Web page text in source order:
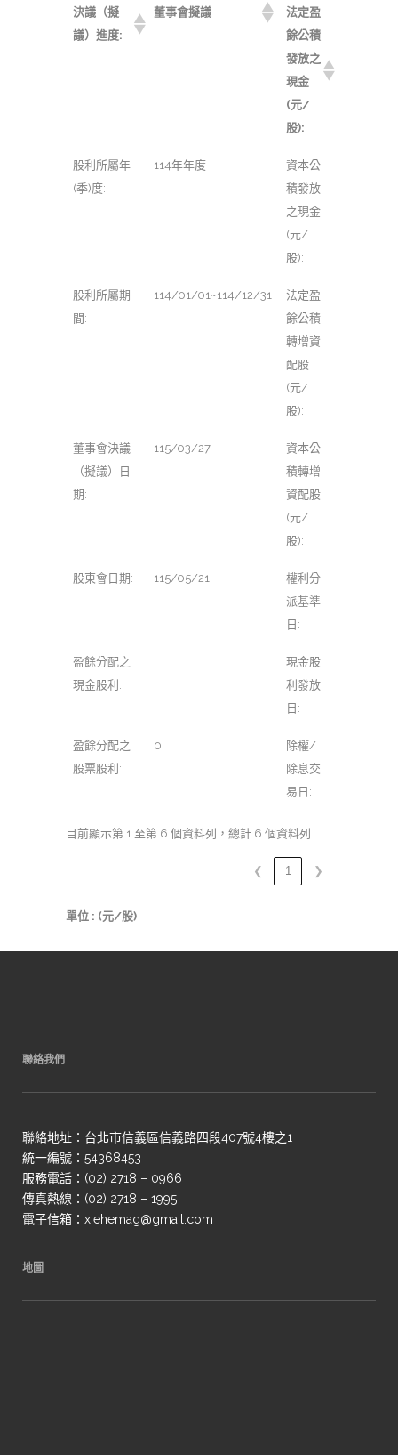
決議（擬
議）進度:
董事會擬議
法定盈
餘公積
發放之
現金
(元/
股):
股利所屬年
(季)度:
114年年度
資本公
積發放
之現金
(元/
股):
股利所屬期
間:
114/01/01~114/12/31
法定盈
餘公積
轉增資
配股
(元/
股):
董事會決議
（擬議）日
期:
115/03/27
資本公
積轉增
資配股
(元/
股):
股東會日期: 115/05/21
權利分
派基準
日:
盈餘分配之
現金股利:
現金股
利發放
日:
盈餘分配之
股票股利:
0
除權/
除息交
易日:
目前顯示第 1 至第 6 個資料列，總計 6 個資料列
❮ 1 ❯
單位 : (元/股)
聯絡我們
聯絡地址：台北市信義區信義路四段407號4樓之1
統一編號：54368453
服務電話：(02) 2718 – 0966
傳真熱線：(02) 2718 – 1995
電子信箱：xiehemag@gmail.com
地圖